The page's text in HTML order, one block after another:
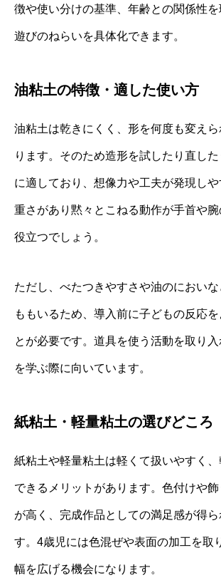
徴や使い分けの基準、年齢との関係性
遊びのねらいを具体化できます。
油粘土の特徴・適した使い方
油粘土は乾きにくく、形を何度も変え
ります。そのため造形を試したり直し
に適しており、想像力や工夫が発現しや
重さがあり黙々とこねる動作が手首や
役立つでしょう。
ただし、べたつきやすさや油のにおい
ももいるため、導入前に子どもの反応
とが必要です。道具を使う活動を取り
を学ぶ際に向いています。
紙粘土・軽量粘土の選びどころ
紙粘土や軽量粘土は軽くて扱いやすく
できるメリットがあります。色付けや
が高く、完成作品としての満足感が得
す。4歳児には色混ぜや表面の加工を取
幅を広げる機会になります。